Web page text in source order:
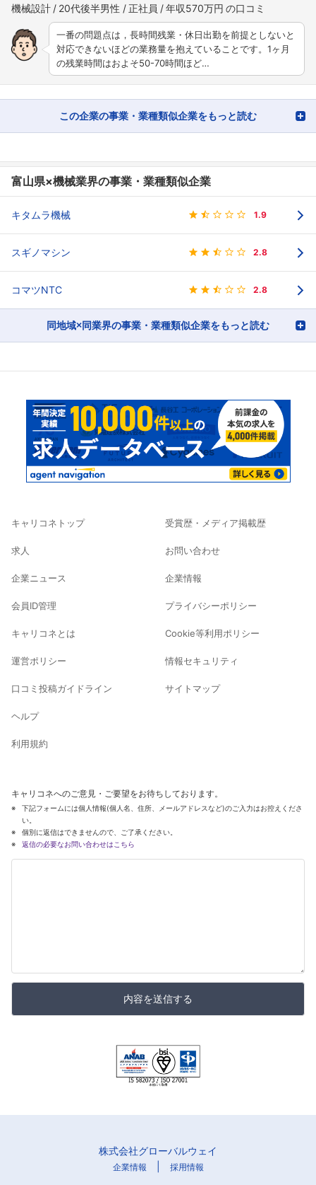
機械設計 20代後半男性 正社員 年収570万円
一番の問題点は，長時間残業・休日出勤を前提としないと
対応できないほどの業務量を抱えていることです。1ヶ月
の残業時間はおよそ50-70時間ほど…
この企業の事業・業種類似企業をもっと読む
富山県×機械業界の事業・業種類似企業
キタムラ機械 1.9
スギノマシン 2.8
コマツNTC 2.8
同地域×同業界の事業・業種類似企業をもっと読む
キャリコネトップ
求人
企業ニュース
会員ID管理
キャリコネとは
運営ポリシー
口コミ投稿ガイドライン
ヘルプ
利用規約
受賞歴・メディア掲載歴
お問い合わせ
企業情報
プライバシーポリシー
Cookie等利用ポリシー
情報セキュリティ
サイトマップ
キャリコネへのご意見・ご要望をお待ちしております。
下記フォームには個人情報(個人名、住所、メールアドレスなど)のご入力はお控えくださ
い。
個別に返信はできませんので、ご了承ください。
返信の必要なお問い合わせはこちら
内容を送信する
株式会社グローバルウェイ
企業情報 採用情報